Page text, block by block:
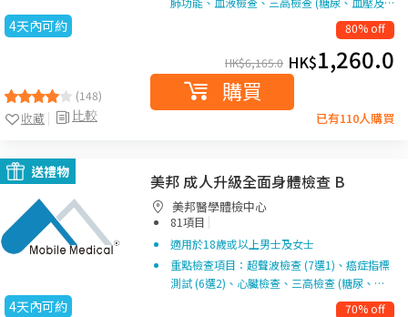
4天內可約
(148)
比較
收藏
80% off
HK$6,165.0 HK$1,260.0
購買
已有110人購買
送禮物
4天內可約
美邦 成人升級全面身體檢查 B
美邦醫學體檢中心
81項目 |
適用於18歲或以上男士及女士
重點檢查項目：超聲波檢查 (7選1)、癌症指標
測試 (6選2)、心臟檢查、三高檢查 (糖尿、…
70% off